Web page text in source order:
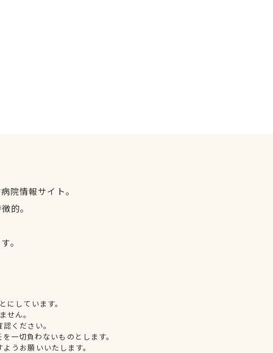
院情報サイト。
的。
。
しています。
せん。
ください。
一切負わないものとします。
うお願いいたします。